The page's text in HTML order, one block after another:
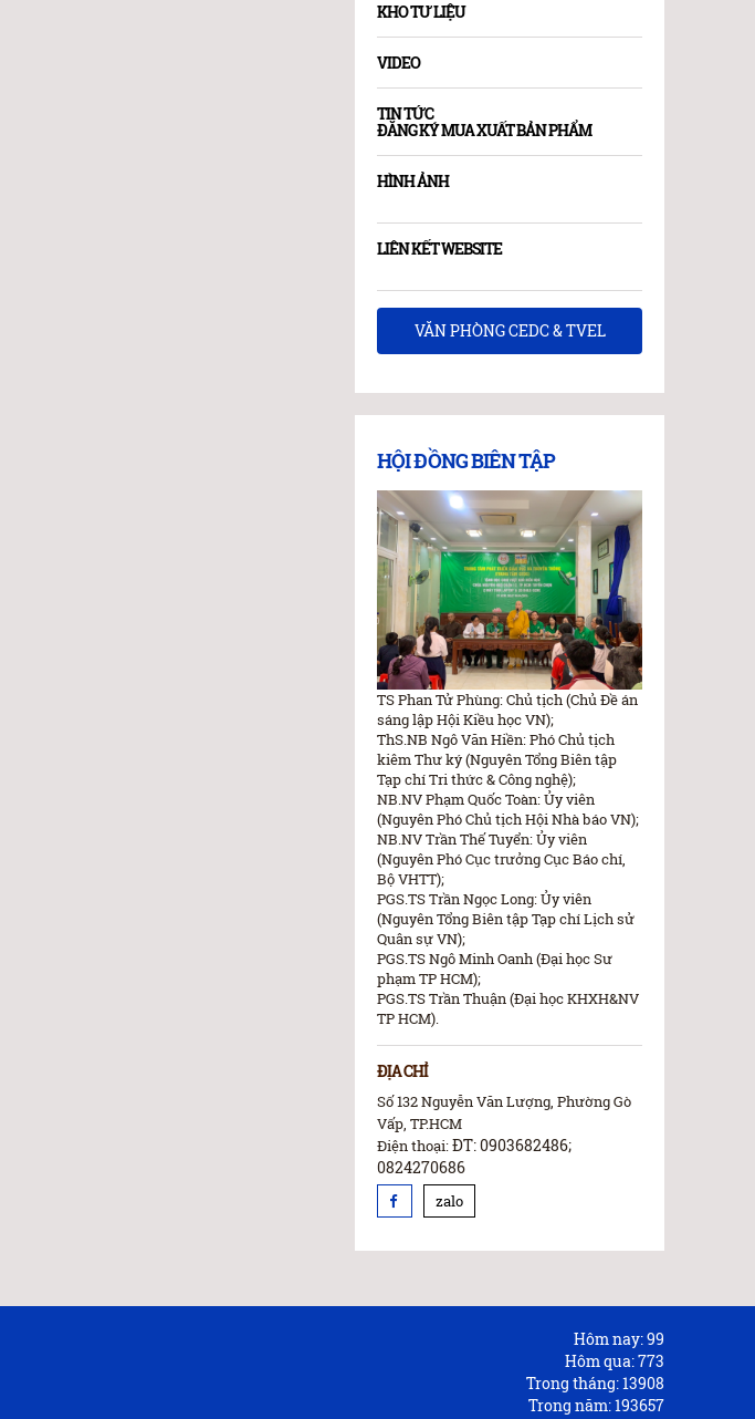
KHO TƯ LIỆU
VIDEO
TIN TỨC
ĐĂNG KÝ MUA XUẤT BẢN PHẨM
HÌNH ẢNH
LIÊN KẾT WEBSITE
VĂN PHÒNG CEDC & TVEL
HỘI ĐỒNG BIÊN TẬP
TS Phan Tử Phùng: Chủ tịch (Chủ Đề án
sáng lập Hội Kiều học VN);
ThS.NB Ngô Văn Hiền: Phó Chủ tịch
kiêm Thư ký (Nguyên Tổng Biên tập
Tạp chí Tri thức & Công nghệ);
NB.NV Phạm Quốc Toàn: Ủy viên
(Nguyên Phó Chủ tịch Hội Nhà báo VN);
NB.NV Trần Thế Tuyển: Ủy viên
(Nguyên Phó Cục trưởng Cục Báo chí,
Bộ VHTT);
PGS.TS Trần Ngọc Long: Ủy viên
(Nguyên Tổng Biên tập Tạp chí Lịch sử
Quân sự VN);
PGS.TS Ngô Minh Oanh (Đại học Sư
phạm TP HCM);
PGS.TS Trần Thuận (Đại học KHXH&NV
TP HCM).
ĐỊA CHỈ
Số 132 Nguyễn Văn Lượng, Phường Gò
Vấp, TP.HCM
Điện thoại:ĐT: 0903682486;
0824270686
zalo
Hôm nay:99
Hôm qua:773
Trong tháng:13908
Trong năm:193657